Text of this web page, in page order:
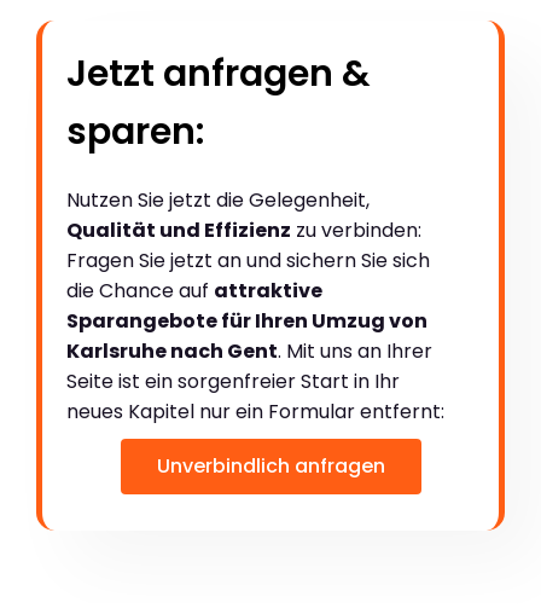
Jetzt anfragen &
sparen:
Nutzen Sie jetzt die Gelegenheit,
Qualität und Effizienz zu verbinden:
Fragen Sie jetzt an und sichern Sie sich
die Chance auf attraktive
Sparangebote für Ihren Umzug von
Karlsruhe nach Gent. Mit uns an Ihrer
Seite ist ein sorgenfreier Start in Ihr
neues Kapitel nur ein Formular entfernt:
Unverbindlich anfragen